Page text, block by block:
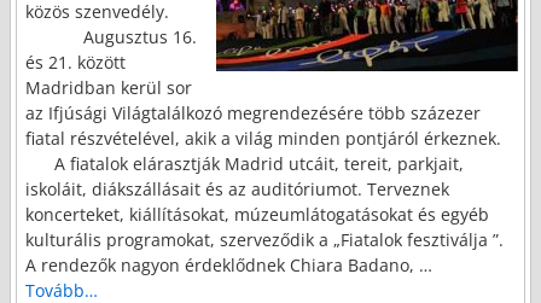
közös szenvedély.
Augusztus 16.
és 21. között
Madridban kerül sor
az Ifjúsági Világtalálkozó megrendezésére több százezer
fiatal részvételével, akik a világ minden pontjáról érkeznek.
A fiatalok elárasztják Madrid utcáit, tereit, parkjait,
iskoláit, diákszállásait és az auditóriumot. Terveznek
koncerteket, kiállításokat, múzeumlátogatásokat és egyéb
kulturális programokat, szerveződik a „Fiatalok fesztiválja ”.
A rendezők nagyon érdeklődnek Chiara Badano, …
Tovább…